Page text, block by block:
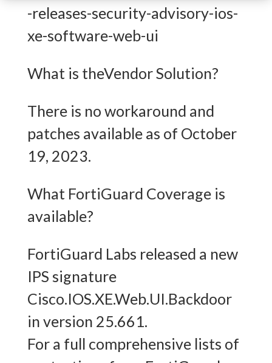
-releases-security-advisory-ios-
xe-software-web-ui
What is theVendor Solution?
There is no workaround and
patches available as of October
19, 2023.
What FortiGuard Coverage is
available?
FortiGuard Labs released a new
IPS signature
Cisco.IOS.XE.Web.UI.Backdoor
in version 25.661.
For a full comprehensive lists of